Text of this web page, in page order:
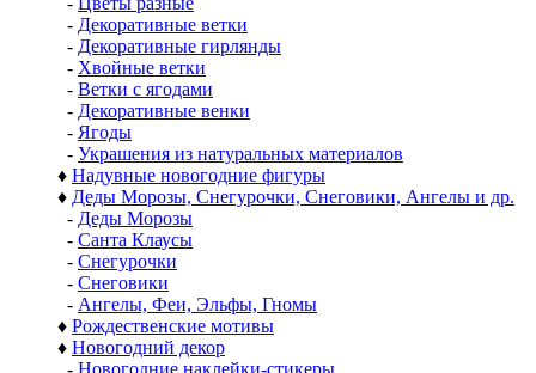
- Декоративные ветки
- Декоративные гирлянды
- Хвойные ветки
- Ветки с ягодами
- Декоративные венки
- Ягоды
- Украшения из натуральных материалов
♦ Надувные новогодние фигуры
♦ Деды Морозы, Снегурочки, Снеговики, Ангелы и др.
- Деды Морозы
- Санта Клаусы
- Снегурочки
- Снеговики
- Ангелы, Феи, Эльфы, Гномы
♦ Рождественские мотивы
♦ Новогодний декор
- Новогодние наклейки-стикеры